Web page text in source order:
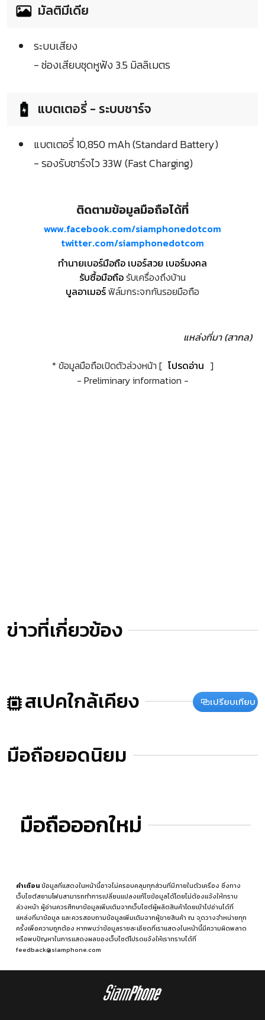
มัลติมีเดีย
ระบบเสียง
- ช่องเสียบชุดหูฟัง 3.5 มิลลิเมตร
แบตเตอรี่ - ระบบชาร์จ
แบตเตอรี่ 10,850 mAh (Standard Battery)
- รองรับชาร์จไว 33W (Fast Charging)
ติดตามข้อมูลมือถือได้ที่
www.facebook.com/siamphonedotcom
twitter.com/siamphonedotcom
ทำนายเบอร์มือถือ เบอร์สวย เบอร์มงคล
รับซื้อมือถือรับเครื่องถึงบ้าน
บูลอาเมอร์ฟิล์มกระจกกันรอยมือถือ
แหล่งที่มา (สากล)
* ข้อมูลมือถือเปิดตัวล่วงหน้า [ โปรดอ่าน ]
- Preliminary information -
ข่าวที่เกี่ยวข้อง
สเปคใกล้เคียง เปรียบเทียบ
มือถือยอดนิยม
มือถือออกใหม่
คำเตือนข้อมูลที่แสดงในหน้านี้อาจไม่ครอบคลุมทุกส่วนที่มีภายในตัวเครื่อง ซึ่งทาง
เว็บไซต์สยามโฟนสามารถทำการเปลี่ยนแปลงแก้ไขข้อมูลได้โดยไม่ต้องแจ้งให้ทราบ
ล่วงหน้า ผู้อ่านควรศึกษาข้อมูลเพิ่มเติมจากเว็บไซต์ผู้ผลิตสินค้าโดยเข้าไปอ่านได้ที่
แหล่งที่มาข้อมูล และควรสอบถามข้อมูลเพิ่มเติมจากผู้ขายสินค้า ณ จุดวางจำหน่ายทุก
ครั้งเพื่อความถูกต้อง หากพบว่าข้อมูลรายละเอียดที่เราแสดงในหน้านี้มีความผิดพลาด
หรือพบปัญหาในการแสดงผลของเว็บไซต์โปรดแจ้งให้เราทราบได้ที่
feedback@siamphone.com